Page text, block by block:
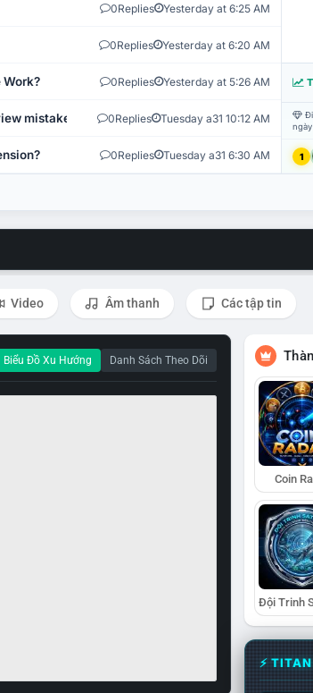
0Replies Yesterday at 6:25 AM
0Replies Yesterday at 6:20 AM
Work? 0Replies Yesterday at 5:26 AM
mistakes? 0Replies Tuesday a31 10:12 AM
0Replies Tuesday a31 6:30 AM 1
Video Âm thanh Các tập tin
Biểu Đồ Xu Hướng Danh Sách Theo Dõi
Coin
⚡